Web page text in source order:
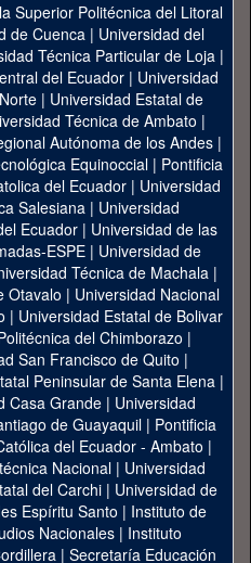
Superior Politécnica del Litoral
de Cuenca| Universidad del
Técnica Particular de Loja|
del Ecuador| Universidad
| Universidad Estatal de
Técnica de Ambato |
Autónoma de los Andes|
Equinoccial| Pontificia
del Ecuador | Universidad
Salesiana | Universidad
Ecuador | Universidad de las
ESPE | Universidad de
Técnica de Machala|
Otavalo | Universidad Nacional
| Universidad Estatal de Bolivar
del Chimborazo |
San Francisco de Quito |
Peninsular de Santa Elena|
Casa Grande | Universidad
de Guayaquil| Pontificia
del Ecuador - Ambato |
Nacional| Universidad
del Carchi| Universidad de
Espíritu Santo | Instituto de
Nacionales | Instituto
| Secretaría Educación